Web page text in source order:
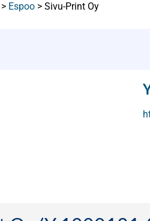
> Espoo > Sivu-Print Oy